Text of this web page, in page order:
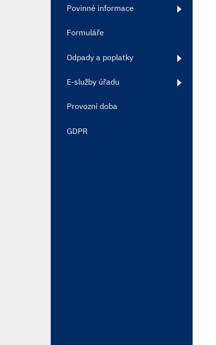
Povinné informace
Formuláře
Odpady a poplatky
E-služby úřadu
Provozní doba
GDPR